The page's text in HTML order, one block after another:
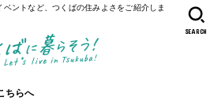
ントなど、つくばの住みよさをご紹介しま
ちらへ
SEARCH